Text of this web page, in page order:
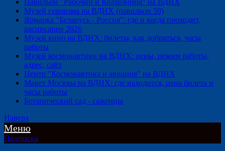
Музей героизма на ВДНХ (павильон 59)
Ярмарка "Беларусь - Россия": где и когда проходит,
расписание 2026
Музей кино на ВДНХ: билеты, как добраться, часы
работы
Музей космонавтики на ВДНХ: цены, режим работы,
адрес, сайт
Центр "Космонавтика и авиация" на ВДНХ
Макет Москвы на ВДНХ: где находится, цена билета и
часы работы
Ботанический сад - саженцы
Наверх
Меню
Подписка